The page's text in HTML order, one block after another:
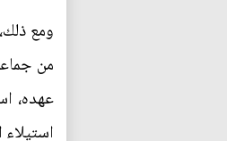
ومع
من
عهده،
استيلاء الجيش على